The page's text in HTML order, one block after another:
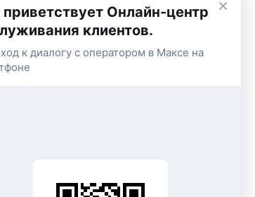
×
приветствует Онлайн-центр
клиентов.
к диалогу с оператором в Максе на